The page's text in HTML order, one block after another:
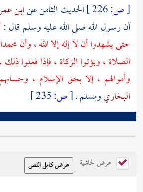
[ص: الحديث الثامن عنابن
أن رسول الله صلى الله عليه وسلم قال :
حتى يشهدوا أن لا إله إلا الله ، وأن
الصلاة ، ويؤتوا الزكاة ، فإذا فعلوا
وأموالهم ، إلا بحق الإسلام ،
البخاريومسلم.
[ص:
عرض الحاشية